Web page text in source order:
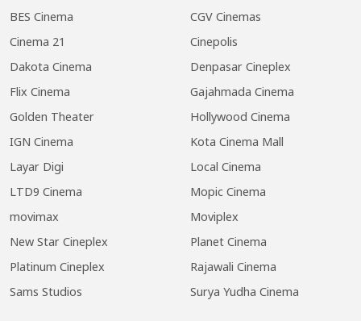
BES Cinema
CGV Cinemas
Cinema 21
Cinepolis
Dakota Cinema
Denpasar Cineplex
Flix Cinema
Gajahmada Cinema
Golden Theater
Hollywood Cinema
IGN Cinema
Kota Cinema Mall
Layar Digi
Local Cinema
LTD9 Cinema
Mopic Cinema
movimax
Moviplex
New Star Cineplex
Planet Cinema
Platinum Cineplex
Rajawali Cinema
Sams Studios
Surya Yudha Cinema